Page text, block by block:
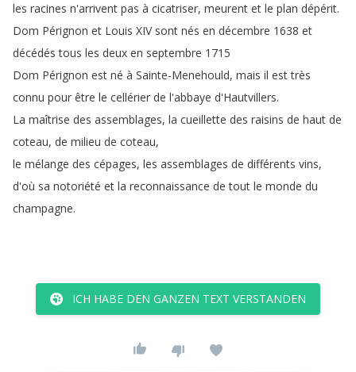
les racines n'arrivent pas à cicatriser, meurent et le plan dépérit.
Dom Pérignon et Louis XIV sont nés en décembre 1638 et
décédés tous les deux en septembre 1715
Dom Pérignon est né à Sainte-Menehould, mais il est très
connu pour être le cellérier de l'abbaye d'Hautvillers.
La maîtrise des assemblages, la cueillette des raisins de haut de
coteau, de milieu de coteau,
le mélange des cépages, les assemblages de différents vins,
d'où sa notoriété et la reconnaissance de tout le monde du
champagne.
ICH HABE DEN GANZEN TEXT VERSTANDEN